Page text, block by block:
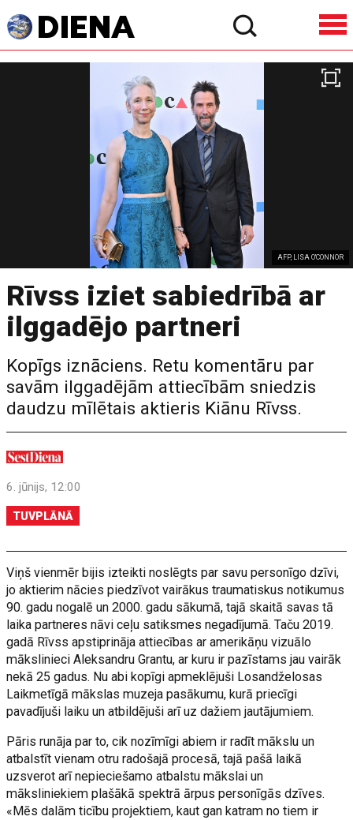
AFP, LISA O'CONNOR
Rīvss iziet sabiedrībā ar
ilggadējo partneri
Kopīgs iznāciens. Retu komentāru par
savām ilggadējām attiecībām sniedzis
daudzu mīlētais aktieris Kiānu Rīvss.
6. jūnijs, 12:00
TUVPLĀNĀ
Viņš vienmēr bijis izteikti noslēgts par savu personīgo dzīvi,
jo aktierim nācies piedzīvot vairākus traumatiskus notikumus
90. gadu nogalē un 2000. gadu sākumā, tajā skaitā savas tā
laika partneres nāvi ceļu satiksmes negadījumā. Taču 2019.
gadā Rīvss apstiprināja attiecības ar amerikāņu vizuālo
mākslinieci Aleksandru Grantu, ar kuru ir pazīstams jau vairāk
nekā 25 gadus. Nu abi kopīgi apmeklējuši Losandželosas
Laikmetīgā mākslas muzeja pasākumu, kurā priecīgi
pavadījuši laiku un atbildējuši arī uz dažiem jautājumiem.
Pāris runāja par to, cik nozīmīgi abiem ir radīt mākslu un
atbalstīt vienam otru radošajā procesā, tajā pašā laikā
uzsverot arī nepieciešamo atbalstu mākslai un
māksliniekiem plašākā spektrā ārpus personīgās dzīves.
«Mēs dalām ticību projektiem, kaut gan katram no tiem ir